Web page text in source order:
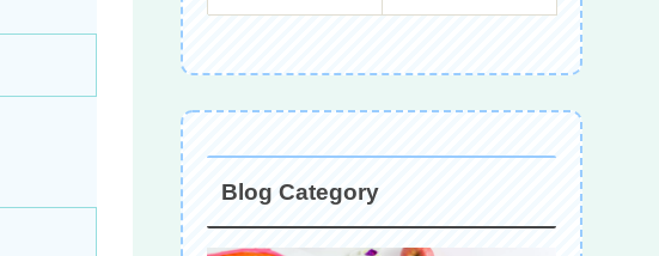
Blog Category